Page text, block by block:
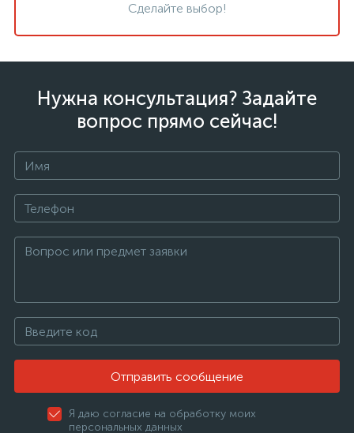
Сделайте выбор!
Нужна консультация? Задайте
вопрос прямо сейчас!
Отправить сообщение
Я даю согласие на обработку моих
персональных данных